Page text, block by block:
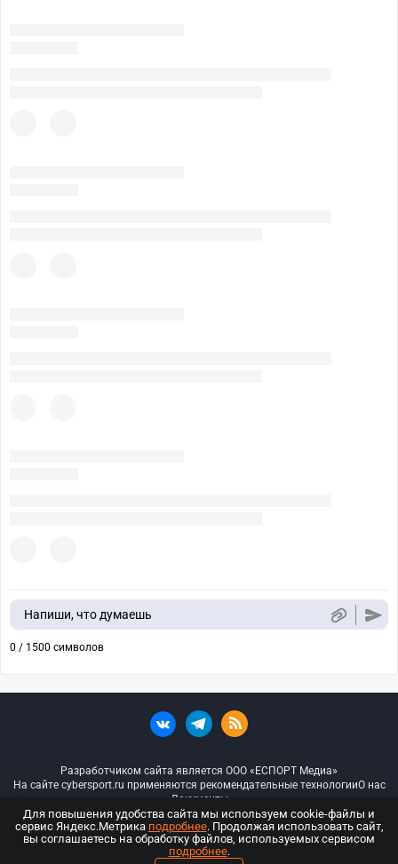
Напиши, что думаешь
0 / 1500 символов
Разработчиком сайта является ООО «ЕСПОРТ Медиа»
На сайте cybersport.ru применяются рекомендательные технологииО нас
Документы
© ООО «Киберспорт.ру» — Все права защищены
Для повышения удобства сайта мы используем cookie-файлы и
сервис Яндекс.Метрика подробнее. Продолжая использовать сайт,
вы соглашаетесь на обработку файлов, используемых сервисом
подробнее.